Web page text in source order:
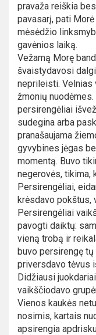
pravaža reiškia
pavasarį, pati
mėsėdžio
gavėnios laiką.
Vežamą Morę
švaistydavosi
neprileisti. Velnias
žmonių
persirengėliai
sudegina arba
pranašaujama
gyvybines jėgas
momentą. Buvo
negerovės, tikima,
Persirengėliai,
krėsdavo pokštus,
Persirengėliai
pavogti daiktų:
vieną trobą ir
buvo persirengę tų
priversdavo tėvus
Didžiausi
vaikščiodavo
Vienos kaukės
nosimis, kartais
apsirengia